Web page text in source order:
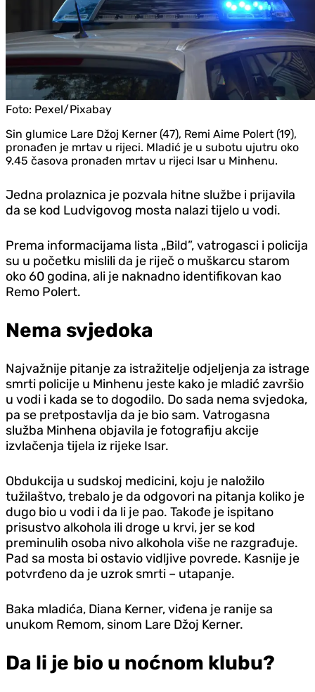
Foto: Pexel/Pixabay
Sin glumice Lare Džoj Kerner (47), Remi Aime Polert (19),
pronađen je mrtav u rijeci. Mladić je u subotu ujutru oko
9.45 časova pronađen mrtav u rijeci Isar u Minhenu.
Jedna prolaznica je pozvala hitne službe i prijavila
da se kod Ludvigovog mosta nalazi tijelo u vodi.
Prema informacijama lista „Bild”, vatrogasci i policija
su u početku mislili da je riječ o muškarcu starom
oko 60 godina, ali je naknadno identifikovan kao
Remo Polert.
Nema svjedoka
Najvažnije pitanje za istražitelje odjeljenja za istrage
smrti policije u Minhenu jeste kako je mladić završio
u vodi i kada se to dogodilo. Do sada nema svjedoka,
pa se pretpostavlja da je bio sam. Vatrogasna
služba Minhena objavila je fotografiju akcije
izvlačenja tijela iz rijeke Isar.
Obdukcija u sudskoj medicini, koju je naložilo
tužilaštvo, trebalo je da odgovori na pitanja koliko je
dugo bio u vodi i da li je pao. Takođe je ispitano
prisustvo alkohola ili droge u krvi, jer se kod
preminulih osoba nivo alkohola više ne razgrađuje.
Pad sa mosta bi ostavio vidljive povrede. Kasnije je
potvrđeno da je uzrok smrti – utapanje.
Baka mladića, Diana Kerner, viđena je ranije sa
unukom Remom, sinom Lare Džoj Kerner.
Da li je bio u noćnom klubu?